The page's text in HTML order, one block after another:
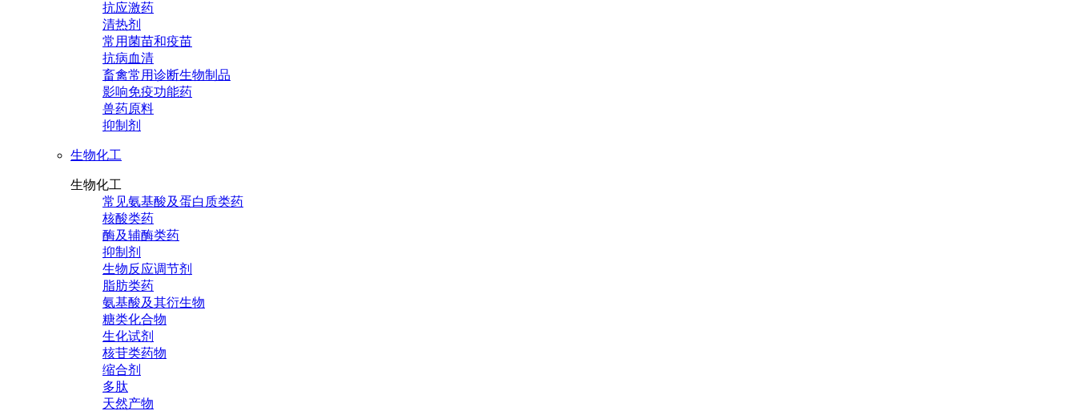
抗应激药
清热剂
常用菌苗和疫苗
抗病血清
畜禽常用诊断生物制品
影响免疫功能药
兽药原料
抑制剂
生物化工
生物化工
常见氨基酸及蛋白质类药
核酸类药
酶及辅酶类药
抑制剂
生物反应调节剂
脂肪类药
氨基酸及其衍生物
糖类化合物
生化试剂
核苷类药物
缩合剂
多肽
天然产物